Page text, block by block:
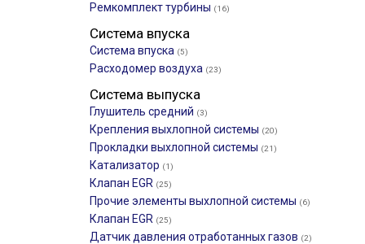
Ремкомплект турбины (16)
Система впуска
Система впуска (5)
Расходомер воздуха (23)
Система выпуска
Глушитель средний (3)
Крепления выхлопной системы (20)
Прокладки выхлопной системы (21)
Катализатор (1)
Клапан EGR (25)
Прочие элементы выхлопной системы (6)
Клапан EGR (25)
Датчик давления отработанных газов (2)